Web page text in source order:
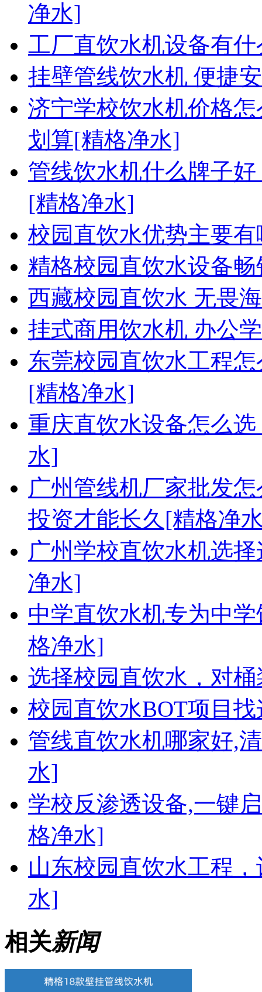
净水]
工厂直饮水机设备有
挂壁管线饮水机 便捷
济宁学校饮水机价格
划算[精格净水]
管线饮水机什么牌子
[精格净水]
校园直饮水优势主要
精格校园直饮水设备
西藏校园直饮水 无畏
挂式商用饮水机 办公
东莞校园直饮水工程
[精格净水]
重庆直饮水设备怎么
水]
广州管线机厂家批发
投资才能长久[精格净
广州学校直饮水机选
净水]
中学直饮水机专为中
格净水]
选择校园直饮水，对
校园直饮水BOT项目
管线直饮水机哪家好,
水]
学校反渗透设备,一键
格净水]
山东校园直饮水工程
水]
相关新闻